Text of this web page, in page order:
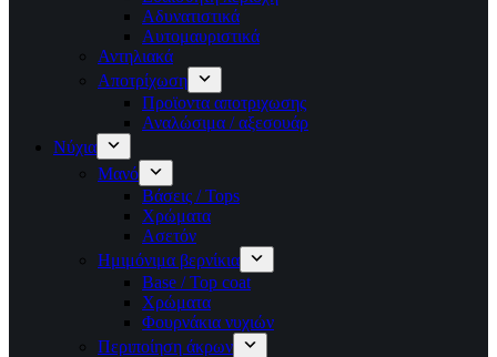
Αδυνατιστικά
Αυτομαυριστικά
Αντηλιακά
Αποτρίχωση
Προϊοντα αποτριχωσης
Αναλώσιμα / αξεσουάρ
Νύχια
Μανό
Βάσεις / Tops
Χρώματα
Ασετόν
Ημιμόνιμα βερνίκια
Base / Top coat
Χρώματα
Φουρνάκια νυχιών
Περιποίηση άκρων